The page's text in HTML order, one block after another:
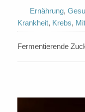
Ernährung,
Krankheit, Krebs,
Fermentierende